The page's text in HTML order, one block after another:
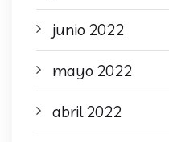
junio 2022
mayo 2022
abril 2022